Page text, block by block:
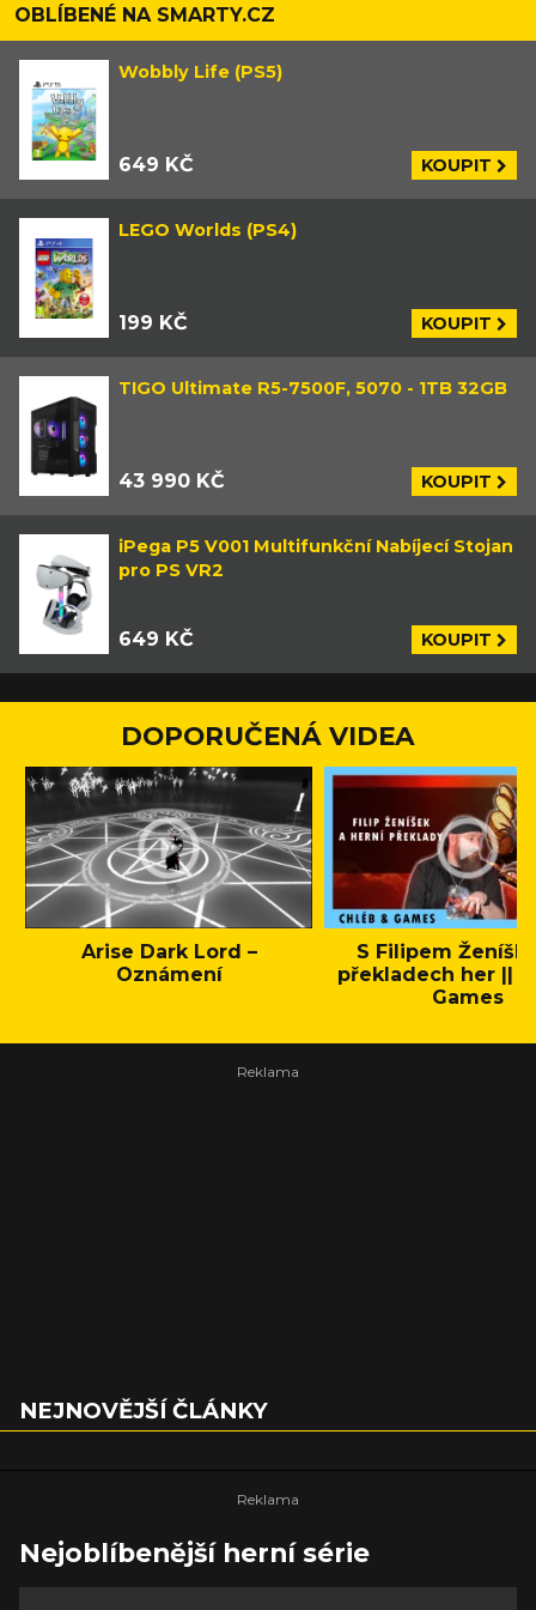
průzkum prostředí. V tom se totiž
OBLÍBENÉ NA SMARTY.CZ
Wobbly Life (PS5)
649 KČ KOUPIT
LEGO Worlds (PS4)
199 KČ KOUPIT
TIGO Ultimate R5-7500F, 5070 - 1TB 32GB
43 990 KČ KOUPIT
iPega P5 V001 Multifunkční Nabíjecí Stojan
pro PS VR2
649 KČ KOUPIT
DOPORUČENÁ VIDEA
Arise Dark Lord –
Oznámení
S Filipem
překladech her ||
Games
NEJNOVĚJŠÍ ČLÁNKY
Nejoblíbenější herní série